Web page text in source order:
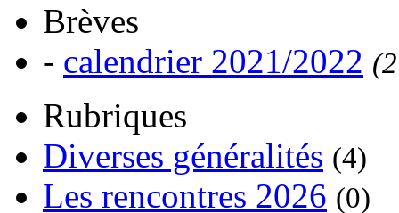
Brèves
- calendrier 2021/2022
Rubriques
Diverses généralités (4)
Les rencontres 2026 (0)